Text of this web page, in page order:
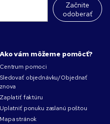
Začnite
odoberať
Ako vám môžeme pomôcť?
Centrum pomoci
Sledovať objednávku/Objednať
znova
Zaplatiť faktúru
Uplatniť ponuku zaslanú poštou
Mapa stránok